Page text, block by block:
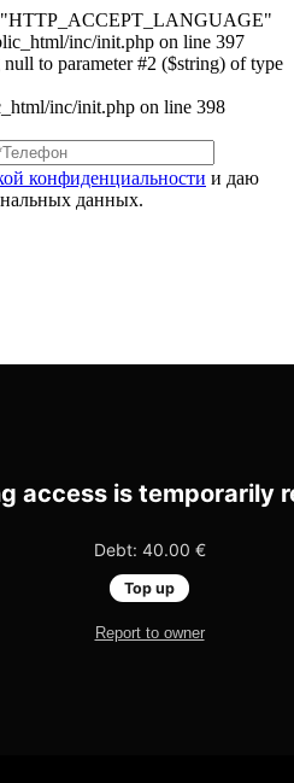
"HTTP_ACCEPT_LANGUAGE"
inc/init.php on line 397
to parameter #2 ($string) of type
inc/init.php on line 398
конфиденциальности и даю
данных.